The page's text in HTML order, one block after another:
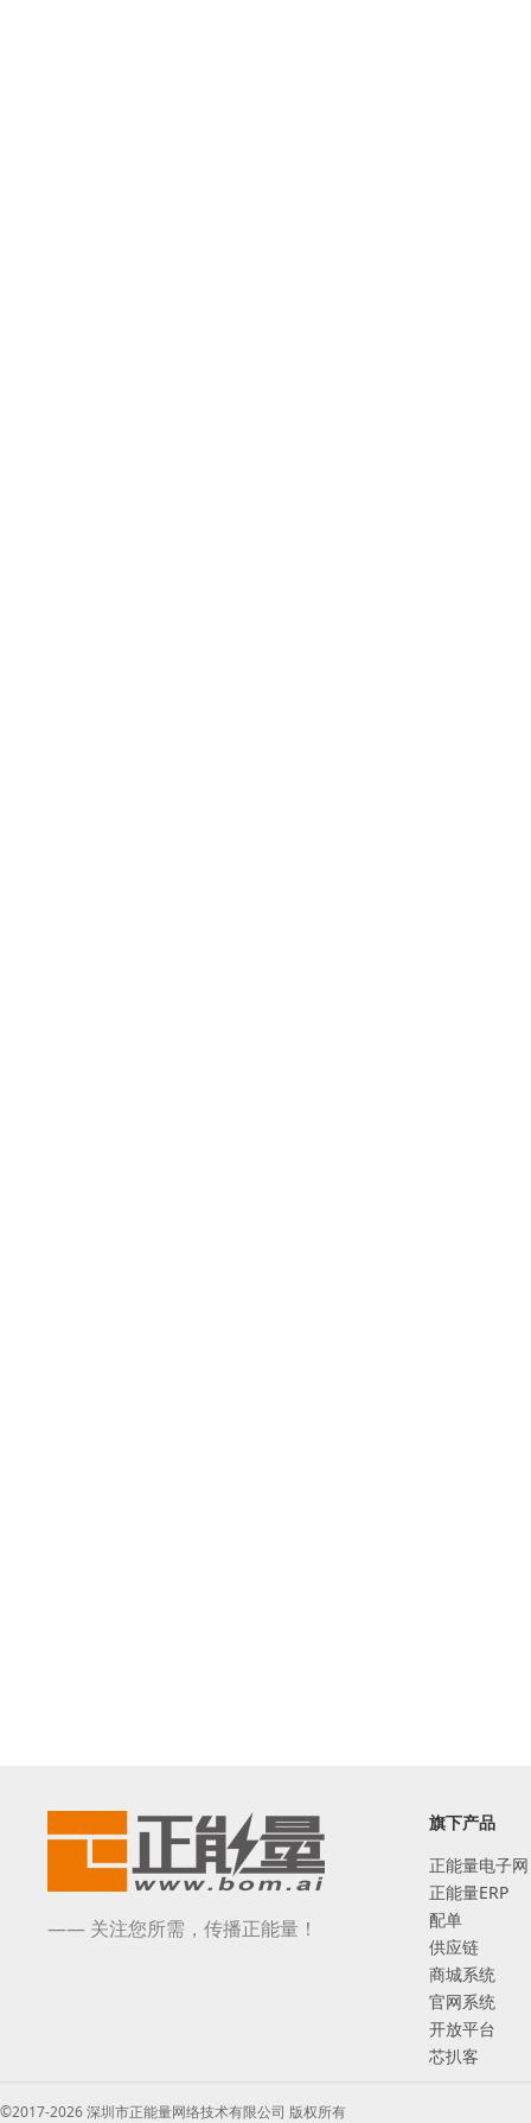
—— 关注您所需，传播正能量！
旗下产品
正能量电子网
正能量ERP
配单
供应链
商城系统
官网系统
开放平台
芯扒客
©2017-2026 深圳市正能量网络技术有限公司 版权所有